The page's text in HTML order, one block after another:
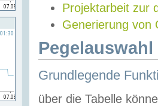
Projektarbeit zur
Generierung von
Grundlegende
über die Tabelle